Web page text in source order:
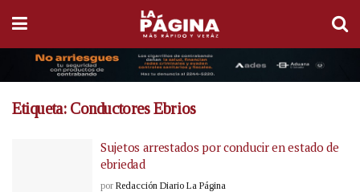
Etiqueta: Conductores Ebrios
Sujetos arrestados por conducir en estado de
ebriedad
por Redacción Diario La Página